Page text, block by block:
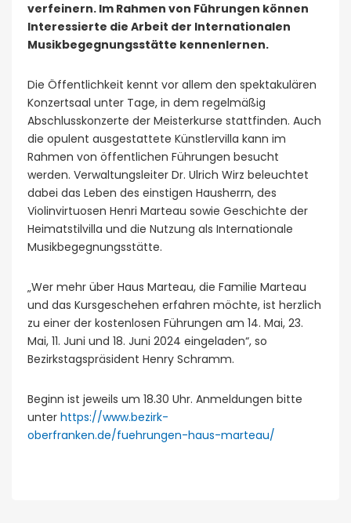
verfeinern. Im Rahmen von Führungen können
Interessierte die Arbeit der Internationalen
Musikbegegnungsstätte kennenlernen.
Die Öffentlichkeit kennt vor allem den spektakulären
Konzertsaal unter Tage, in dem regelmäßig
Abschlusskonzerte der Meisterkurse stattfinden. Auch
die opulent ausgestattete Künstlervilla kann im
Rahmen von öffentlichen Führungen besucht
werden. Verwaltungsleiter Dr. Ulrich Wirz beleuchtet
dabei das Leben des einstigen Hausherrn, des
Violinvirtuosen Henri Marteau sowie Geschichte der
Heimatstilvilla und die Nutzung als Internationale
Musikbegegnungsstätte.
„Wer mehr über Haus Marteau, die Familie Marteau
und das Kursgeschehen erfahren möchte, ist herzlich
zu einer der kostenlosen Führungen am 14. Mai, 23.
Mai, 11. Juni und 18. Juni 2024 eingeladen“, so
Bezirkstagspräsident Henry Schramm.
Beginn ist jeweils um 18.30 Uhr. Anmeldungen bitte
unter https://www.bezirk-
oberfranken.de/fuehrungen-haus-marteau/